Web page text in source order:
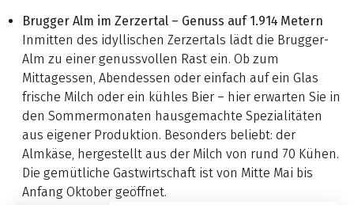
Brugger Alm im Zerzertal – Genuss auf 1.914 Metern
Inmitten des idyllischen Zerzertals lädt die Brugger-
Alm zu einer genussvollen Rast ein. Ob zum
Mittagessen, Abendessen oder einfach auf ein Glas
frische Milch oder ein kühles Bier – hier erwarten Sie in
den Sommermonaten hausgemachte Spezialitäten
aus eigener Produktion. Besonders beliebt: der
Almkäse, hergestellt aus der Milch von rund 70 Kühen.
Die gemütliche Gastwirtschaft ist von Mitte Mai bis
Anfang Oktober geöffnet.